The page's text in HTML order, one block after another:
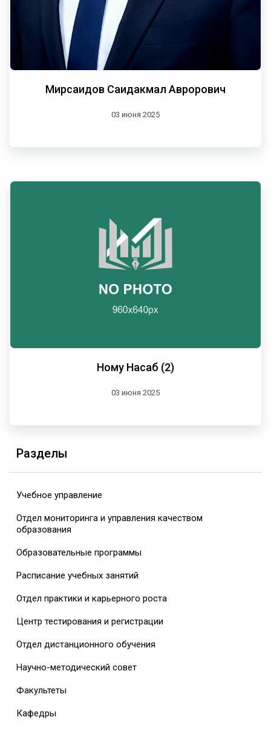
Мирсаидов Саидакмал Аврорович
03 июня 2025
Ному Насаб (2)
03 июня 2025
Разделы
Учебное управление
Отдел мониторинга и управления качеством
образования
Образовательные программы
Расписание учебных занятий
Отдел практики и карьерного роста
Центр тестирования и регистрации
Отдел дистанционного обучения
Научно-методический совет
Факультеты
Кафедры